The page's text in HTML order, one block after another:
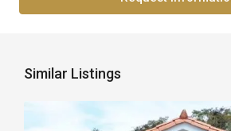
Similar Listings